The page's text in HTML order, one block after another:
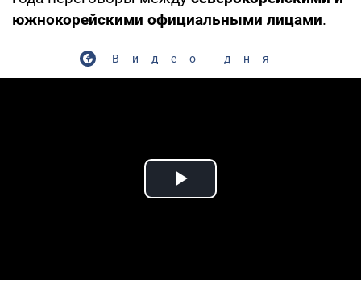
южнокорейскими официальными лицами.
Видео дня
Play Video